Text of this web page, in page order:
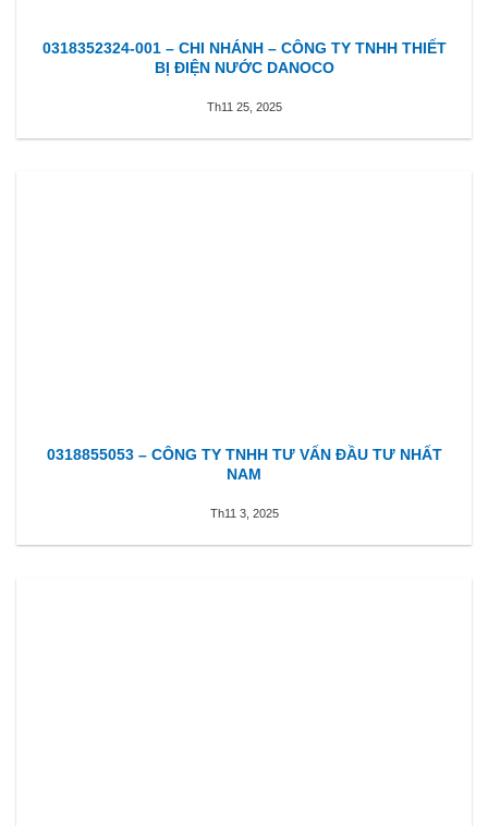
0318352324-001 – CHI NHÁNH – CÔNG TY TNHH THIẾT
BỊ ĐIỆN NƯỚC DANOCO
Th11 25, 2025
0318855053 – CÔNG TY TNHH TƯ VẤN ĐẦU TƯ NHẤT
NAM
Th11 3, 2025